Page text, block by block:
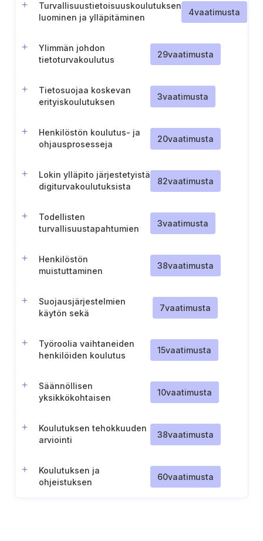
Turvallisuustietoisuuskoulutuksen
luominen ja ylläpitäminen
4vaatimusta
Ylimmän johdon
tietoturvakoulutus
29vaatimusta
Tietosuojaa koskevan
erityiskoulutuksen
3vaatimusta
Henkilöstön koulutus- ja
ohjausprosesseja
varmistaminen
20vaatimusta
Lokin ylläpito järjestetyistä
digiturvakoulutuksista
82vaatimusta
Todellisten
turvallisuustapahtumien
3vaatimusta
Henkilöstön
muistuttaminen
38vaatimusta
Suojausjärjestelmien
käytön sekä
7vaatimusta
Työroolia vaihtaneiden
henkilöiden koulutus
15vaatimusta
Säännöllisen
yksikkökohtaisen
10vaatimusta
Koulutuksen tehokkuuden
arviointi
38vaatimusta
Koulutuksen ja
ohjeistuksen
60vaatimusta